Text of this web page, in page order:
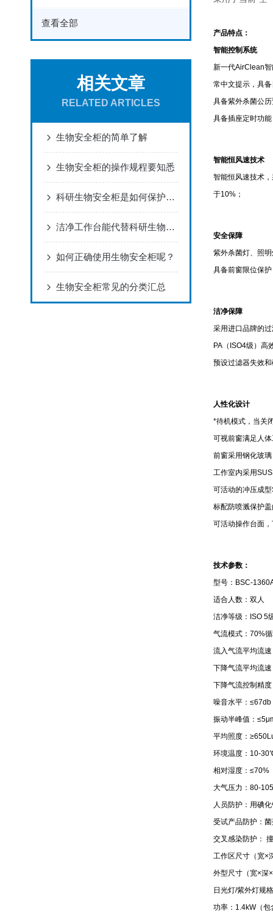
查看全部
相关文章
RELATED ARTICLES
生物安全柜的简单了解
生物安全柜的操作规程要知悉
科研生物安全柜是如何保护使用者和实验环境的？
洁净工作台能代替科研生物安全柜吗，看完不就明白了
如何正确使用生物安全柜呢？
生物安全柜常见的分类汇总
产品特点：
智能控制系统
新一代AirClean
常中文提示，具
具备紫外杀菌公
具备插座定时功
智能恒风速技术
智能恒风速技术
于10%；
安全保障
紫外杀菌灯、照
具备前窗限位保
洁净保障
采用进口品牌的
PA（ISO4级）高
预设过滤器失效
人性化设计
*待机模式，当关
可视前窗满足人
前窗采用钢化玻
工作室内采用
可活动的冲压成
标配防喷溅保护
可活动操作台面
技术参数：
型号：BSC-
适合人数：双人
洁净等级：ISO 5
气流模式：70%
流入气流平均流
下降气流平均流
下降气流控制精
噪音水平：≤67db
振动半峰值：
平均照度：
环境温度：10-
相对湿度：≤70%
大气压力：80-
人员防护：用碘
受试产品防护：
交叉感染防护：
工作区尺寸（宽×
外型尺寸（宽×深
日光灯/紫外灯规
功率：1.4kW（包